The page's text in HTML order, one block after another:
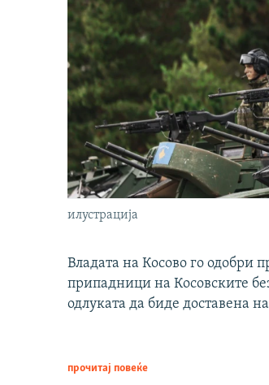
илустрација
Владата на Косово го одобри
припадници на Косовските
одлуката да биде доставена
прочитај повеќе